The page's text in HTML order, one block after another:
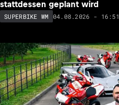
stattdessen geplant wird
SUPERBIKE WM 04.08.2026 - 16:51